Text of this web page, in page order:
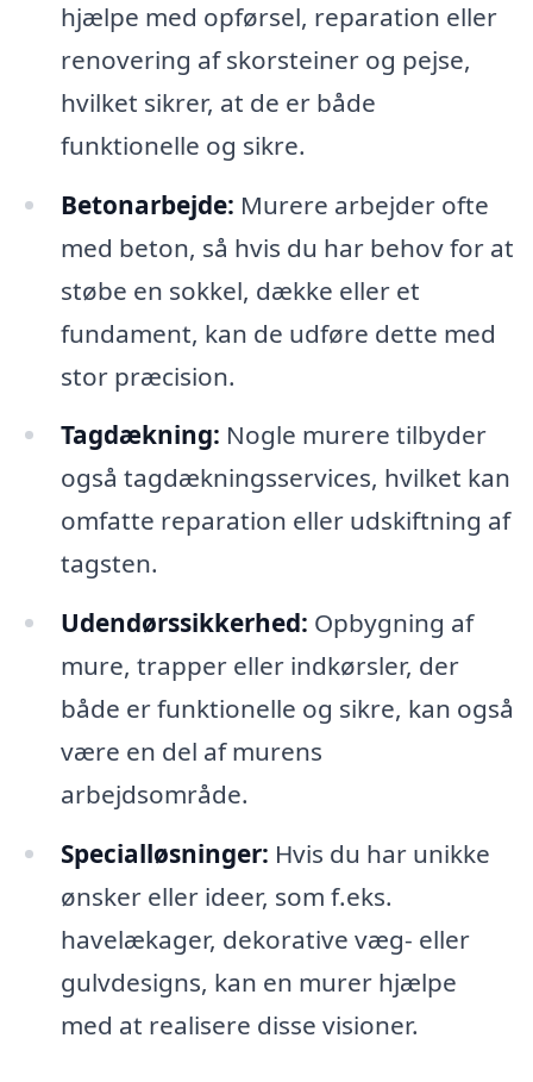
hjælpe med opførsel, reparation eller
renovering af skorsteiner og pejse,
hvilket sikrer, at de er både
funktionelle og sikre.
Betonarbejde: Murere arbejder ofte
med beton, så hvis du har behov for at
støbe en sokkel, dække eller et
fundament, kan de udføre dette med
stor præcision.
Tagdækning: Nogle murere tilbyder
også tagdækningsservices, hvilket kan
omfatte reparation eller udskiftning af
tagsten.
Udendørssikkerhed: Opbygning af
mure, trapper eller indkørsler, der
både er funktionelle og sikre, kan også
være en del af murens
arbejdsområde.
Specialløsninger: Hvis du har unikke
ønsker eller ideer, som f.eks.
havelækager, dekorative væg- eller
gulvdesigns, kan en murer hjælpe
med at realisere disse visioner.